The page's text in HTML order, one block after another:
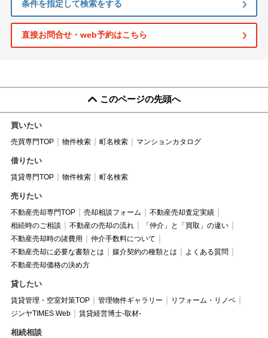
条件を指定して検索をする
直接お問合せ・web予約はこちら
このページの先頭へ
買いたい
売買専門TOP 物件検索 町名検索 マンションカタログ
借りたい
賃貸専門TOP 物件検索 町名検索
売りたい
不動産売却専門TOP 売却相談フォーム
不動産売却査定実績
相続時のご相談
不動産の売却の流れ
「仲介」と「買取」の違い
不動産売却時の諸費用
仲介手数料について
不動産売却に必要な書類とは
媒介契約の種類とは
よくある質問
不動産売却価格の決め方
貸したい
賃貸管理・空室対策TOP 管理物件ギャラリー
リフォーム・リノベ
ジンヤTIMES Web
賃貸経営博士-取材-
相続相談